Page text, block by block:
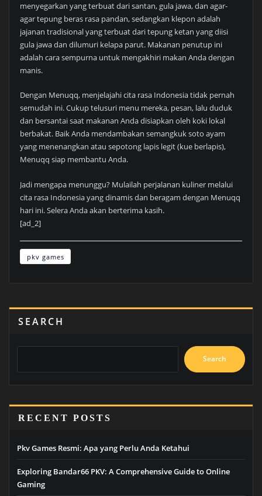
menyegarkan yang terbuat dari santan, gula jawa, dan agar-
agar tepung beras rasa pandan, sedangkan klepon adalah
jajanan tradisional yang terbuat dari tepung ketan yang diisi
gula jawa dan dilumuri kelapa parut. Makanan penutup ini
adalah cara sempurna untuk mengakhiri makan Anda dengan
manis.
Dengan Menuqq, menjelajahi cita rasa Indonesia tidak pernah
semudah ini. Cukup telusuri menu mereka, pesan, lalu duduk
dan bersantai saat makanan Anda disiapkan oleh koki lokal
berbakat. Baik Anda mendambakan semangkuk soto ayam
yang menenangkan atau sepotong lapis legit (kue berlapis),
Menuqq siap membantu Anda.
Jadi mengapa menunggu? Mulailah perjalanan kuliner melalui
cita rasa Indonesia yang dinamis dan beragam dengan Menuqq
hari ini. Selera Anda akan berterima kasih.
[ad_2]
pkv games
SEARCH
Search
RECENT POSTS
Pkv Games Resmi: Apa yang Perlu Anda Ketahui
Exploring Bandar66 PKV: A Comprehensive Guide to Online
Gaming